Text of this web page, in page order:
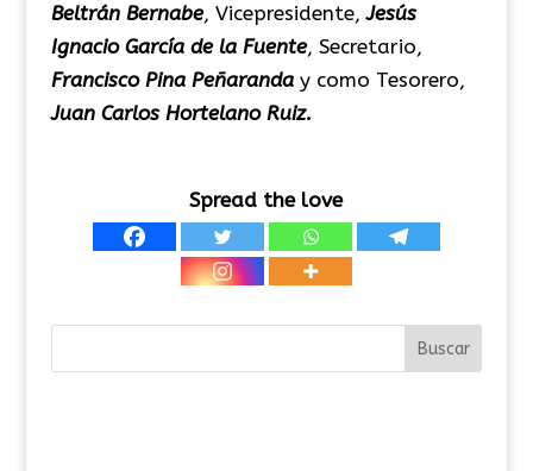
Beltrán Bernabe, Vicepresidente,Jesús
Ignacio García de la Fuente, Secretario,
Francisco Pina Peñaranda y como Tesorero,
Juan Carlos Hortelano Ruiz.
Spread the love